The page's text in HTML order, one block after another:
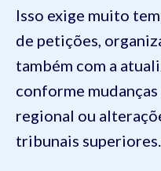
Isso exige muito
de petições,
também com a
conforme
regional ou
tribunais